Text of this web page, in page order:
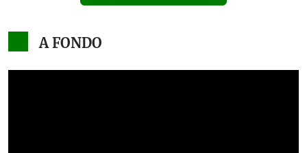
A FONDO